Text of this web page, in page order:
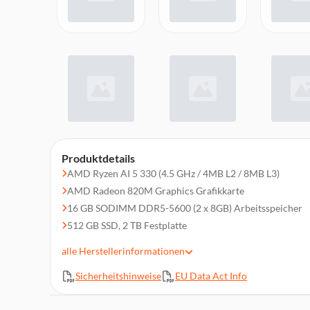
Produktdetails
AMD Ryzen AI 5 330 (4.5 GHz / 4MB L2 / 8MB L3)
AMD Radeon 820M Graphics Grafikkarte
16 GB SODIMM DDR5-5600 (2 x 8GB) Arbeitsspeicher
512 GB SSD, 2 TB Festplatte
Anschlüsse (Hinten): 2x USB 2.0 Typ-A, 2x USB 3.2 Gen 1
alle Herstellerinformationen
Sicherheitshinweise EU Data Act Info